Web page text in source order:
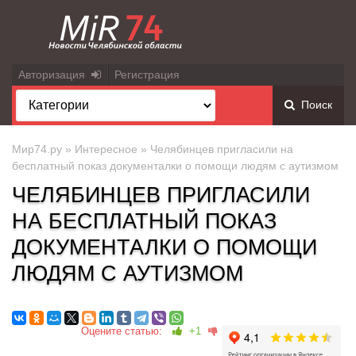
Авторизация Регистрация
Поиск
Мир74.ру » Интересное » Челябинцев пригласили на
бесплатный показ документалки о помощи людям с аутизмом
ЧЕЛЯБИНЦЕВ ПРИГЛАСИЛИ
НА БЕСПЛАТНЫЙ ПОКАЗ
ДОКУМЕНТАЛКИ О ПОМОЩИ
ЛЮДЯМ С АУТИЗМОМ
Оцените статью: +1